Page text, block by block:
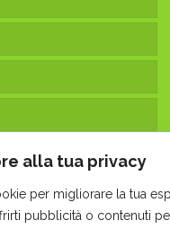
alla tua privacy
per migliorare la tua
pubblicità o contenuti